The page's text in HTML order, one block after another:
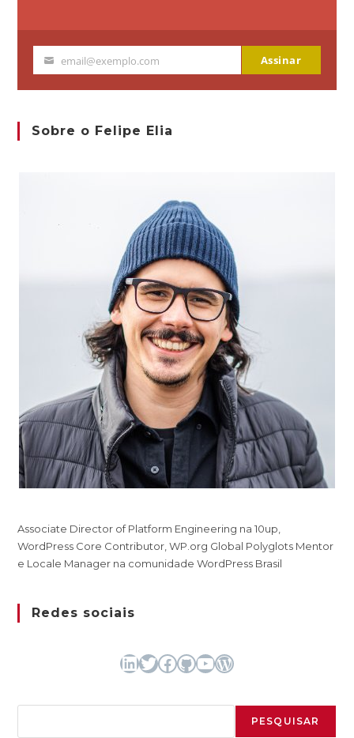
Seu
email@exemplo.com Assinar
Sobre o Felipe Elia
Associate Director of Platform Engineering na 10up,
WordPress Core Contributor, WP.org Global Polyglots Mentor
e Locale Manager na comunidade WordPress Brasil
Redes sociais
LinkedIn
TwitterFacebook
GitHubYoutubeWordPress
PESQUISAR